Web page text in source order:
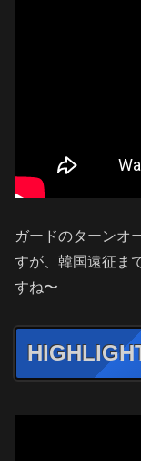
ガードのターンオ
すが、韓国遠征ま
すね〜